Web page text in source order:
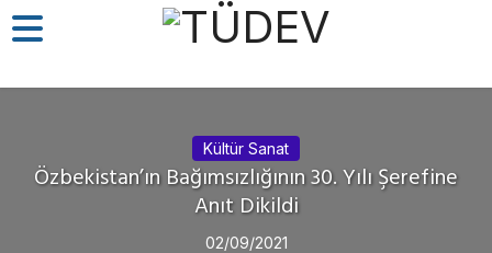
Kültür Sanat
Özbekistan’ın Bağımsızlığının 30. Yılı Şerefine
Anıt Dikildi
02/09/2021